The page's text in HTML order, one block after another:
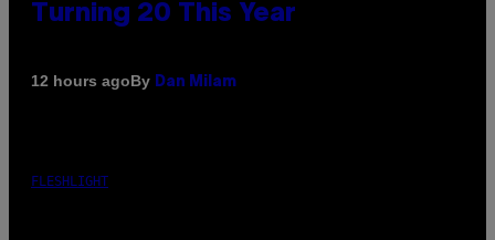
Turning 20 This Year
12 hours agoBy Dan Milam
FLESHLIGHT